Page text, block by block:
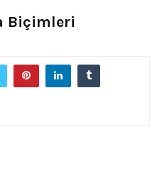
Biçimleri